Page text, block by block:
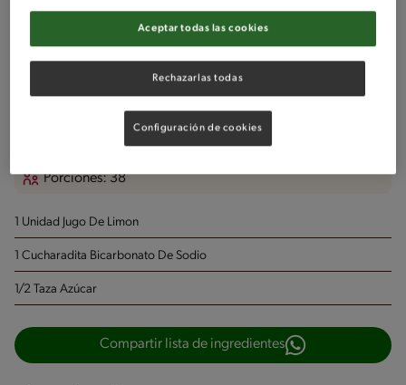
Sin crustáceos
Ingredientes
Porciones: 38
1 Unidad Jugo De Limon
1 Cucharadita Bicarbonato De Sodio
1/2 Taza Azúcar
Compartir lista de ingredientes
Rechazarlas todas
Aceptar todas las cookies
Configuración de cookies